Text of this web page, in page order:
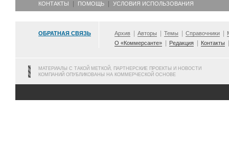
КОНТАКТЫ ПОМОЩЬ УСЛОВИЯ ИСПОЛЬЗОВАНИЯ
ОБРАТНАЯ СВЯЗЬ Архив Авторы Темы Справочники
О «Коммерсанте»
Редакция Контакты
МАТЕРИАЛЫ С ТАКОЙ МЕТКОЙ, ПАРТНЕРСКИЕ ПРОЕКТЫ И НОВОСТИ
КОМПАНИЙ ОПУБЛИКОВАНЫ НА КОММЕРЧЕСКОЙ ОСНОВЕ